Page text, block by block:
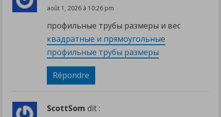
août 1, 2026 à 10:26 pm
профильные трубы размеры и вес
квадратные и прямоугольные
профильные трубы размеры
Répondre
ScottSom dit :